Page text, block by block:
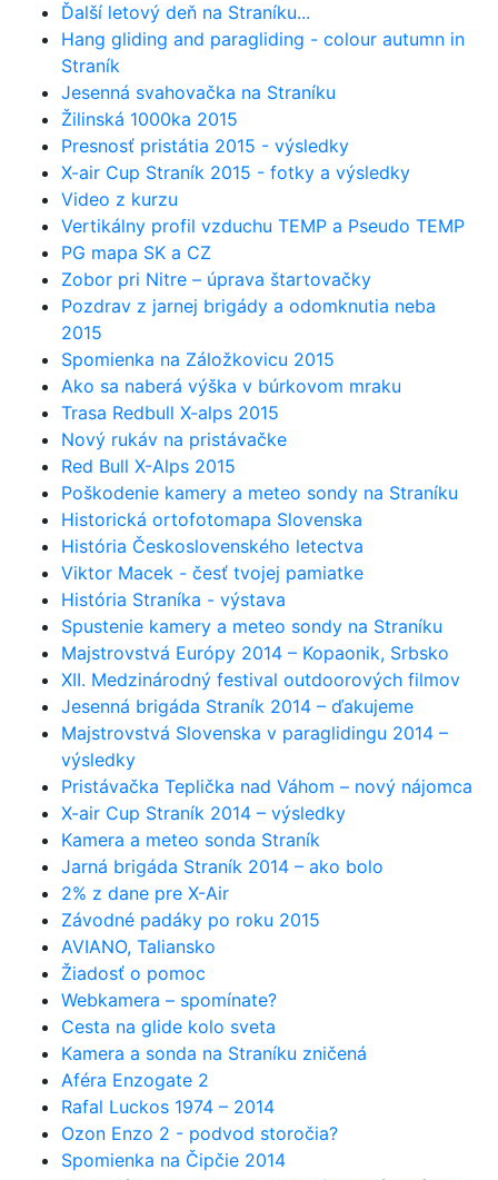
Ďalší letový deň na Straníku...
Hang gliding and paragliding - colour autumn in
Straník
Jesenná svahovačka na Straníku
Žilinská 1000ka 2015
Presnosť pristátia 2015 - výsledky
X-air Cup Straník 2015 - fotky a výsledky
Video z kurzu
Vertikálny profil vzduchu TEMP a Pseudo TEMP
PG mapa SK a CZ
Zobor pri Nitre – úprava štartovačky
Pozdrav z jarnej brigády a odomknutia neba
2015
Spomienka na Záložkovicu 2015
Ako sa naberá výška v búrkovom mraku
Trasa Redbull X-alps 2015
Nový rukáv na pristávačke
Red Bull X-Alps 2015
Poškodenie kamery a meteo sondy na Straníku
Historická ortofotomapa Slovenska
História Československého letectva
Viktor Macek - česť tvojej pamiatke
História Straníka - výstava
Spustenie kamery a meteo sondy na Straníku
Majstrovstvá Európy 2014 – Kopaonik, Srbsko
XII. Medzinárodný festival outdoorových filmov
Jesenná brigáda Straník 2014 – ďakujeme
Majstrovstvá Slovenska v paraglidingu 2014 –
výsledky
Pristávačka Teplička nad Váhom – nový nájomca
X-air Cup Straník 2014 – výsledky
Kamera a meteo sonda Straník
Jarná brigáda Straník 2014 – ako bolo
2% z dane pre X-Air
Závodné padáky po roku 2015
AVIANO, Taliansko
Žiadosť o pomoc
Webkamera – spomínate?
Cesta na glide kolo sveta
Kamera a sonda na Straníku zničená
Aféra Enzogate 2
Rafal Luckos 1974 – 2014
Ozon Enzo 2 - podvod storočia?
Spomienka na Čipčie 2014